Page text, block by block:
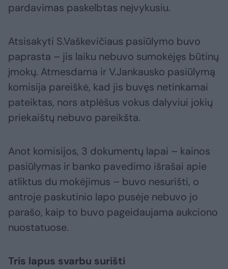
pardavimas paskelbtas neįvykusiu.
Atsisakyti S.Vaškevičiaus pasiūlymo buvo
paprasta – jis laiku nebuvo sumokėjęs būtinų
įmokų. Atmesdama ir V.Jankausko pasiūlymą
komisija pareiškė, kad jis buvęs netinkamai
pateiktas, nors atplėšus vokus dalyviui jokių
priekaištų nebuvo pareikšta.
Anot komisijos, 3 dokumentų lapai – kainos
pasiūlymas ir banko pavedimo išrašai apie
atliktus du mokėjimus – buvo nesurišti, o
antroje paskutinio lapo pusėje nebuvo jo
parašo, kaip to buvo pageidaujama aukciono
nuostatuose.
Tris lapus svarbu surišti